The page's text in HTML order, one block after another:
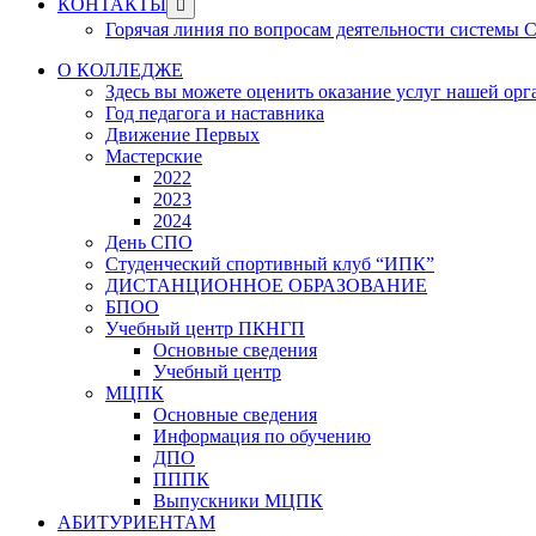
КОНТАКТЫ
sub
menu
Горячая линия по вопросам деятельности системы
О КОЛЛЕДЖЕ
Здесь вы можете оценить оказание услуг нашей
Год педагога и наставника
Движение Первых
Мастерские
2022
2023
2024
День СПО
Студенческий спортивный клуб “ИПК”
ДИСТАНЦИОННОЕ ОБРАЗОВАНИЕ
БПОО
Учебный центр ПКНГП
Основные сведения
Учебный центр
МЦПК
Основные сведения
Информация по обучению
ДПО
ПППК
Выпускники МЦПК
АБИТУРИЕНТАМ